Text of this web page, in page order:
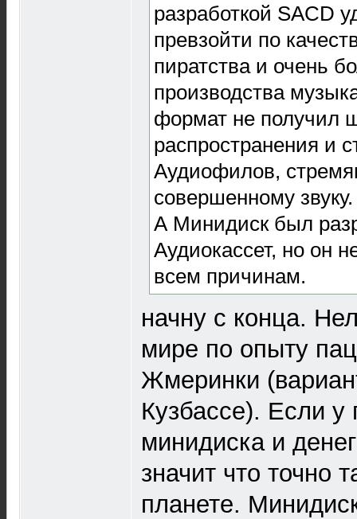
разработкой SACD
превзойти по
пиратства и очень
производства
формат не получил
распространения и
Аудиофилов,
совершенному звуку.
А Минидиск был
Аудиокассет, но он
всем причинам.
начну с конца.
мире по опыту
Жмеринки
Кузбассе). Если
минидиска и
значит что точно
планете.